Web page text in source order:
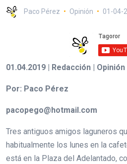
Paco Pérez Opinión 01-04-
01.04.2019 | Redacción | Opinión
Por: Paco Pérez
pacopego@hotmail.com
Tres antiguos amigos laguneros
habitualmente los lunes en la
está en la Plaza del Adelantado,